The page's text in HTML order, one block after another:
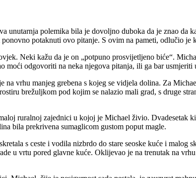
polemika bila je dovoljno duboka da je znao da
potaknuti ovo pitanje. S ovim na pameti, odlučio je
Neki kažu da je on „potpuno prosvijetljeno biće“.
moći odgovoriti na neka njegova pitanja, ili ga bar usmjeriti
vrhu manjeg grebena s kojeg se vidjela dolina. Za
brežuljkom pod kojim se nalazio mali grad, s druge
ruralnoj zajednici u kojoj je Michael živio. Dvadesetak
bila prekrivena sumaglicom gustom poput magle.
s ceste i vodila nizbrdo do stare seoske kuće i malog
u vrtu pored glavne kuće. Oklijevao je na trenutak na